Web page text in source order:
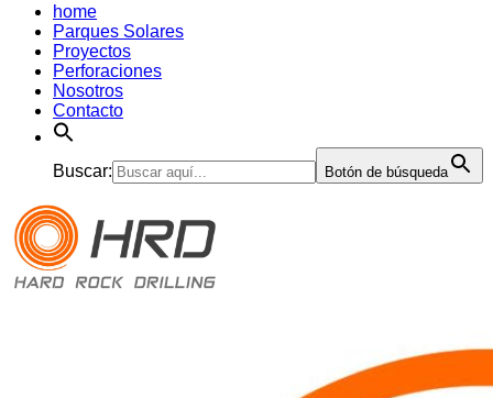
home
Parques Solares
Proyectos
Perforaciones
Nosotros
Contacto
Buscar: Botón de búsqueda